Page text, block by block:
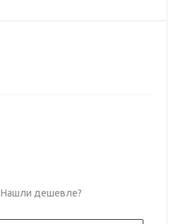
Нашли дешевле?